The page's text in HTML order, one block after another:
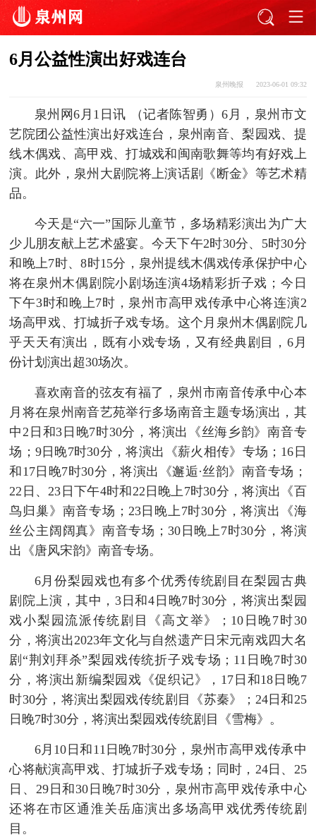
6月公益性演出好戏连台
泉州晚报 2023-06-01 09:32
泉州网6月1日讯 （记者陈智勇）6月，泉州市文
艺院团公益性演出好戏连台，泉州南音、梨园戏、提
线木偶戏、高甲戏、打城戏和闽南歌舞等均有好戏上
演。此外，泉州大剧院将上演话剧《断金》等艺术精
品。
今天是“六一”国际儿童节，多场精彩演出为广大
少儿朋友献上艺术盛宴。今天下午2时30分、5时30分
和晚上7时、8时15分，泉州提线木偶戏传承保护中心
将在泉州木偶剧院小剧场连演4场精彩折子戏；今日
下午3时和晚上7时，泉州市高甲戏传承中心将连演2
场高甲戏、打城折子戏专场。这个月泉州木偶剧院几
乎天天有演出，既有小戏专场，又有经典剧目，6月
份计划演出超30场次。
喜欢南音的弦友有福了，泉州市南音传承中心本
月将在泉州南音艺苑举行多场南音主题专场演出，其
中2日和3日晚7时30分，将演出《丝海乡韵》南音专
场；9日晚7时30分，将演出《薪火相传》专场；16日
和17日晚7时30分，将演出《邂逅·丝韵》南音专场；
22日、23日下午4时和22日晚上7时30分，将演出《百
鸟归巢》南音专场；23日晚上7时30分，将演出《海
丝公主阔阔真》南音专场；30日晚上7时30分，将演
出《唐风宋韵》南音专场。
6月份梨园戏也有多个优秀传统剧目在梨园古典
剧院上演，其中，3日和4日晚7时30分，将演出梨园
戏小梨园流派传统剧目《高文举》；10日晚7时30
分，将演出2023年文化与自然遗产日宋元南戏四大名
剧“荆刘拜杀”梨园戏传统折子戏专场；11日晚7时30
分，将演出新编梨园戏《促织记》，17日和18日晚7
时30分，将演出梨园戏传统剧目《苏秦》；24日和25
日晚7时30分，将演出梨园戏传统剧目《雪梅》。
6月10日和11日晚7时30分，泉州市高甲戏传承中
心将献演高甲戏、打城折子戏专场；同时，24日、25
日、29日和30日晚7时30分，泉州市高甲戏传承中心
还将在市区通淮关岳庙演出多场高甲戏优秀传统剧
目。